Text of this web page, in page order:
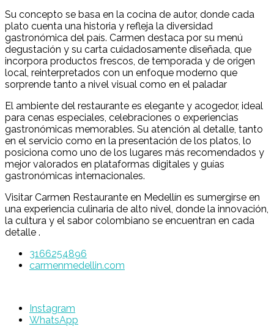
Su concepto se basa en la cocina de autor, donde cada
plato cuenta una historia y refleja la diversidad
gastronómica del país. Carmen destaca por su menú
degustación y su carta cuidadosamente diseñada, que
incorpora productos frescos, de temporada y de origen
local, reinterpretados con un enfoque moderno que
sorprende tanto a nivel visual como en el paladar
El ambiente del restaurante es elegante y acogedor, ideal
para cenas especiales, celebraciones o experiencias
gastronómicas memorables. Su atención al detalle, tanto
en el servicio como en la presentación de los platos, lo
posiciona como uno de los lugares más recomendados y
mejor valorados en plataformas digitales y guías
gastronómicas internacionales.
Visitar Carmen Restaurante en Medellín es sumergirse en
una experiencia culinaria de alto nivel, donde la innovación,
la cultura y el sabor colombiano se encuentran en cada
detalle .
3166254896
carmenmedellin.com
Instagram
WhatsApp